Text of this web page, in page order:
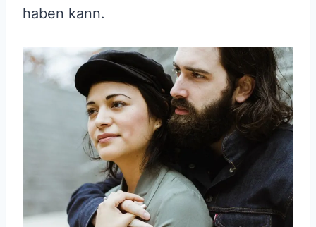
haben kann.